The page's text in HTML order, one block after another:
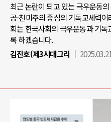
최근 논란이 되고 있는 극우운동
공-친미주의 중심의 기독교세력
회는 한국사회의 극우운동과 기
록 하겠습니다.
김진호(제3시대그리